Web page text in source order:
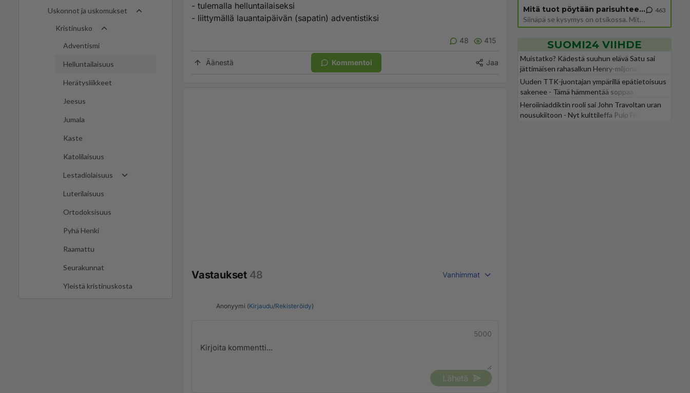
Uskonnot ja uskomukset
Kristinusko
Adventismi
Helluntailaisuus
Herätysliikkeet
Jeesus
Jumala
Kaste
Katolilaisuus
Lestadiolaisuus
Luterilaisuus
Ortodoksisuus
Pyhä Henki
Raamattu
Seurakunnat
Yleistä kristinuskosta
- tulemalla helluntailaiseksi
- liittymällä lauantaipäivän (sapatin) adventistiksi
48 415
Äänestä Kommentoi Jaa
Vastaukset 48 Vanhimmat
Anonyymi (Kirjaudu/Rekisteröidy)
5000
Lähetä
Mitä tuot pöytään parisuhteessa?
Siinäpä se kysymys on otsikossa. Mitäpä siis tuot/toisit pöytään parisuhteessa? Oletko mies vai nainen? Koetko sen mitä
463
SUOMI24 VIIHDE
Muistatko? Kädestä suuhun elävä Satu sai
jättimäisen rahasalkun Henry-miljonääriltä
Uuden TTK-juontajan ympärillä epätietoisuus
sakenee - Tämä hämmentää soppaa
Heroiiniaddiktin rooli sai John Travoltan uran
nousukiitoon - Nyt kulttileffa Pulp Fiction